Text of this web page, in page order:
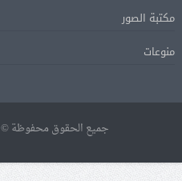
مكتبة الصور
منوعات
جميع الحقوق محفوظة © 2016-2026